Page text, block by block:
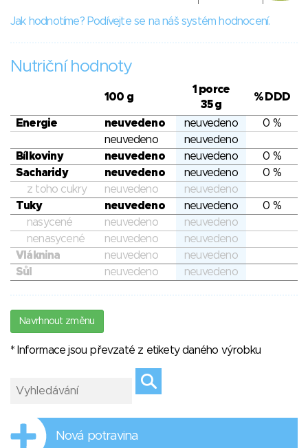
Jak hodnotíme? Podívejte se na náš systém hodnocení.
Nutriční hodnoty
100 g
1 porce
35 g
% DDD
Energie neuvedeno neuvedeno
0 %
neuvedeno
neuvedeno
Bílkoviny
neuvedeno neuvedeno
0 %
Sacharidy
neuvedeno neuvedeno
0 %
z toho cukry
neuvedeno
neuvedeno
Tuky
neuvedeno neuvedeno
0 %
nasycené
neuvedeno
neuvedeno
nenasycené
neuvedeno
neuvedeno
Vláknina
neuvedeno
neuvedeno
Sůl
neuvedeno neuvedeno
Navrhnout změnu
* Informace jsou převzaté z etikety daného výrobku
Nová potravina